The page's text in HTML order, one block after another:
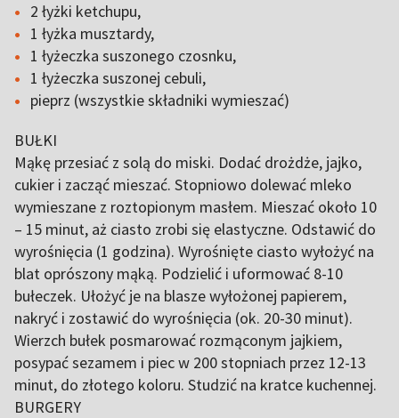
2 łyżki ketchupu,
1 łyżka musztardy,
1 łyżeczka suszonego czosnku,
1 łyżeczka suszonej cebuli,
pieprz (wszystkie składniki wymieszać)
BUŁKI
Mąkę przesiać z solą do miski. Dodać drożdże, jajko,
cukier i zacząć mieszać. Stopniowo dolewać mleko
wymieszane z roztopionym masłem. Mieszać około 10
– 15 minut, aż ciasto zrobi się elastyczne. Odstawić do
wyrośnięcia (1 godzina). Wyrośnięte ciasto wyłożyć na
blat oprószony mąką. Podzielić i uformować 8-10
bułeczek. Ułożyć je na blasze wyłożonej papierem,
nakryć i zostawić do wyrośnięcia (ok. 20-30 minut).
Wierzch bułek posmarować rozmąconym jajkiem,
posypać sezamem i piec w 200 stopniach przez 12-13
minut, do złotego koloru. Studzić na kratce kuchennej.
BURGERY